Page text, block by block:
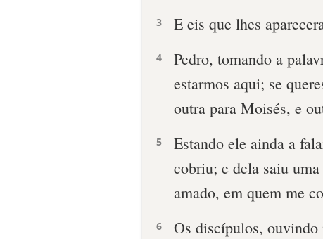
3 E eis que lhes
4
Pedro, tomando a
estarmos aqui; se
outra para Moisés, e
5
Estando ele ainda a
cobriu; e dela saiu
amado, em quem me
6
Os discípulos, ouvindo